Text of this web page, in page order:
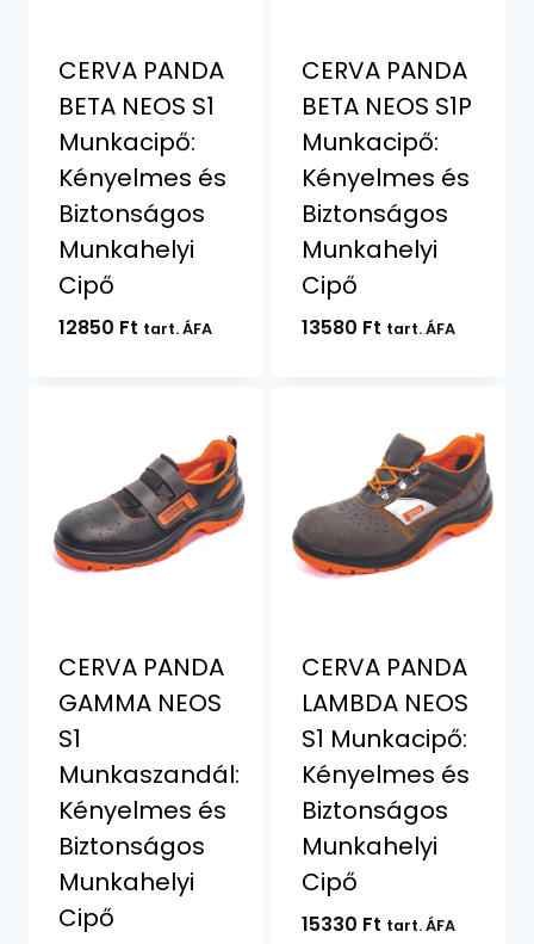
CERVA PANDA
BETA NEOS S1
Munkacipő:
Kényelmes és
Biztonságos
Munkahelyi
Cipő
12850 Ft tart. ÁFA
CERVA PANDA
BETA NEOS S1P
Munkacipő:
Kényelmes és
Biztonságos
Munkahelyi
Cipő
13580 Ft tart. ÁFA
CERVA PANDA
GAMMA NEOS
S1
Munkaszandál:
Kényelmes és
Biztonságos
Munkahelyi
Cipő
CERVA PANDA
LAMBDA NEOS
S1 Munkacipő:
Kényelmes és
Biztonságos
Munkahelyi
Cipő
15330 Ft tart. ÁFA